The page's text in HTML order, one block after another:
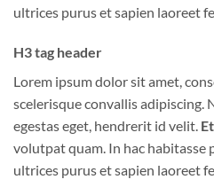
ultrices purus et sapien laoreet
H3 tag header
Lorem ipsum dolor sit amet,
scelerisque convallis adipiscing.
egestas eget, hendrerit id velit.
volutpat quam. In hac habitasse
ultrices purus et sapien laoreet